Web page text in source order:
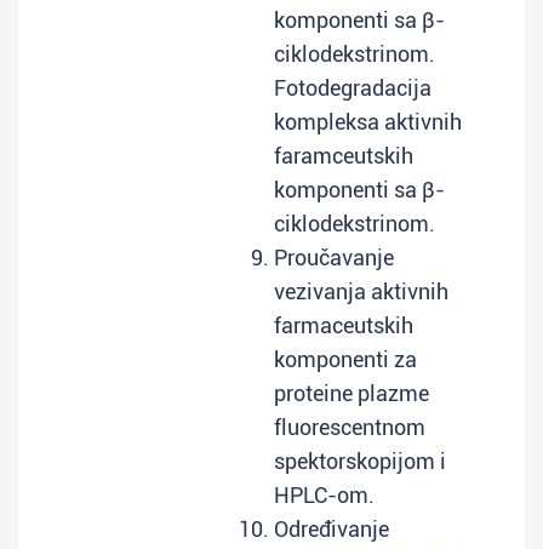
komponenti sa β-
ciklodekstrinom.
Fotodegradacija
kompleksa aktivnih
faramceutskih
komponenti sa β-
ciklodekstrinom.
Proučavanje
vezivanja aktivnih
farmaceutskih
komponenti za
proteine plazme
fluorescentnom
spektorskopijom i
HPLC-om.
Određivanje